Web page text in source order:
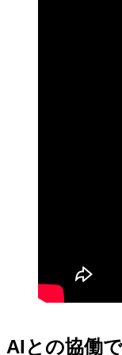
AIとの協働